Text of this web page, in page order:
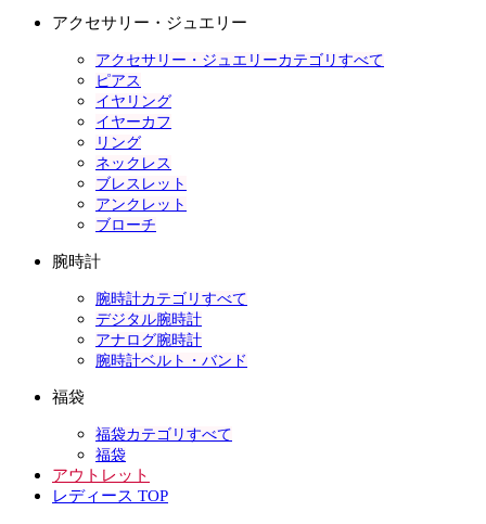
アクセサリー・ジュエリー
アクセサリー・ジュエリーカテゴリすべて
ピアス
イヤリング
イヤーカフ
リング
ネックレス
ブレスレット
アンクレット
ブローチ
腕時計
腕時計カテゴリすべて
デジタル腕時計
アナログ腕時計
腕時計ベルト・バンド
福袋
福袋カテゴリすべて
福袋
アウトレット
レディース TOP